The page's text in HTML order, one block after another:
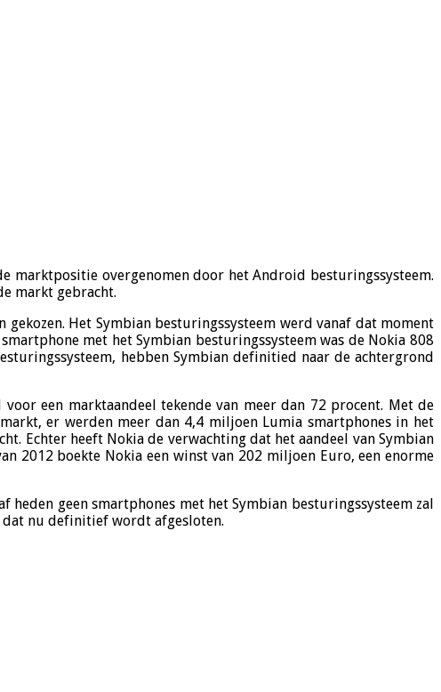
marktpositie overgenomen door het Android besturingssysteem.
markt gebracht.
Het Symbian besturingssysteem werd vanaf dat moment
met het Symbian besturingssysteem was de Nokia 808
hebben Symbian definitied naar de achtergrond
een marktaandeel tekende van meer dan 72 procent. Met de
er werden meer dan 4,4 miljoen Lumia smartphones in het
Echter heeft Nokia de verwachting dat het aandeel van Symbian
2012 boekte Nokia een winst van 202 miljoen Euro, een enorme
geen smartphones met het Symbian besturingssysteem zal
dat nu definitief wordt afgesloten.